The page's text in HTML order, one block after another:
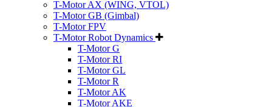
T-Motor AX (WING, VTOL)
T-Motor GB (Gimbal)
T-Motor FPV
T-Motor Robot Dynamics
T-Motor G
T-Motor RI
T-Motor GL
T-Motor R
T-Motor AK
T-Motor AKE